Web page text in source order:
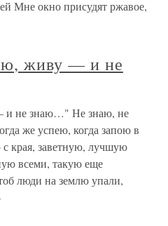
Мне окно присудят ржавое,
живу — и не
и не знаю…" Не знаю, не
же успею, когда запою в
края, заветную, лучшую
всеми, такую еще
люди на землю упали,